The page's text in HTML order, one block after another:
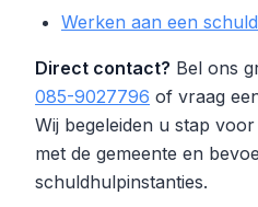
Werken aan een
Direct contact? Bel ons
085-9027796 of vraag
Wij begeleiden u stap
met de gemeente en
schuldhulpinstanties.